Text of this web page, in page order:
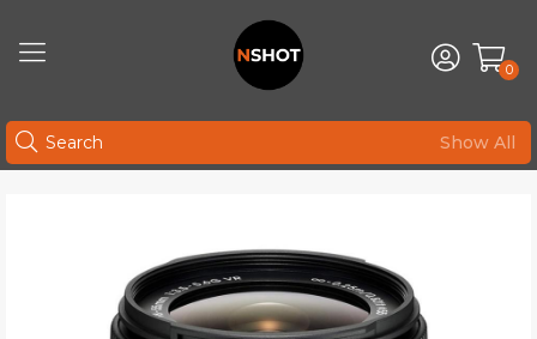
0
Show All